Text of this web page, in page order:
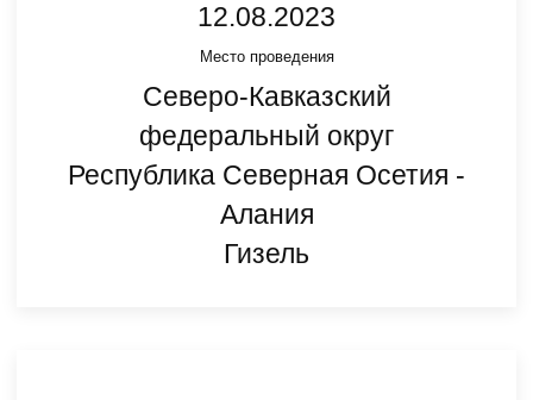
12.08.2023
Место проведения
Северо-Кавказский
федеральный округ
Республика Северная Осетия -
Алания
Гизель